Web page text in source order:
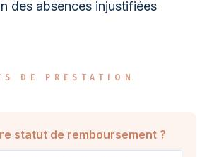
des absences injustifiées
DE PRESTATION
statut de remboursement ?